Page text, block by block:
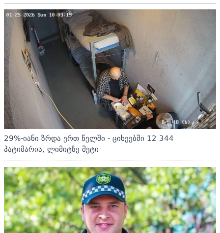
29%-იანი ზრდა ერთ წელში - ციხეებში 12 344
პატიმარია, ლიმიტზე მეტი